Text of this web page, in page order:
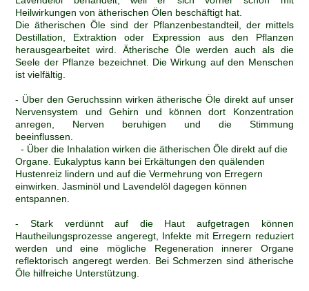
Heilwirkungen von ätherischen Ölen beschäftigt hat.
Die ätherischen Öle sind der Pflanzenbestandteil, der mittels
Destillation, Extraktion oder Expression aus den Pflanzen
herausgearbeitet wird. Ätherische Öle werden auch als die
Seele der Pflanze bezeichnet. Die Wirkung auf den Menschen
ist vielfältig.
- Über den Geruchssinn wirken ätherische Öle direkt auf unser
Nervensystem und Gehirn und können dort Konzentration
anregen, Nerven beruhigen und die Stimmung
beeinflussen.
- Über die Inhalation wirken die ätherischen Öle direkt auf die
Organe. Eukalyptus kann bei Erkältungen den quälenden
Hustenreiz lindern und auf die Vermehrung von Erregern
einwirken. Jasminöl und Lavendelöl dagegen können
entspannen.
- Stark verdünnt auf die Haut aufgetragen können
Hautheilungsprozesse angeregt, Infekte mit Erregern reduziert
werden und eine mögliche Regeneration innerer Organe
reflektorisch angeregt werden. Bei Schmerzen sind ätherische
Öle hilfreiche Unterstützung.